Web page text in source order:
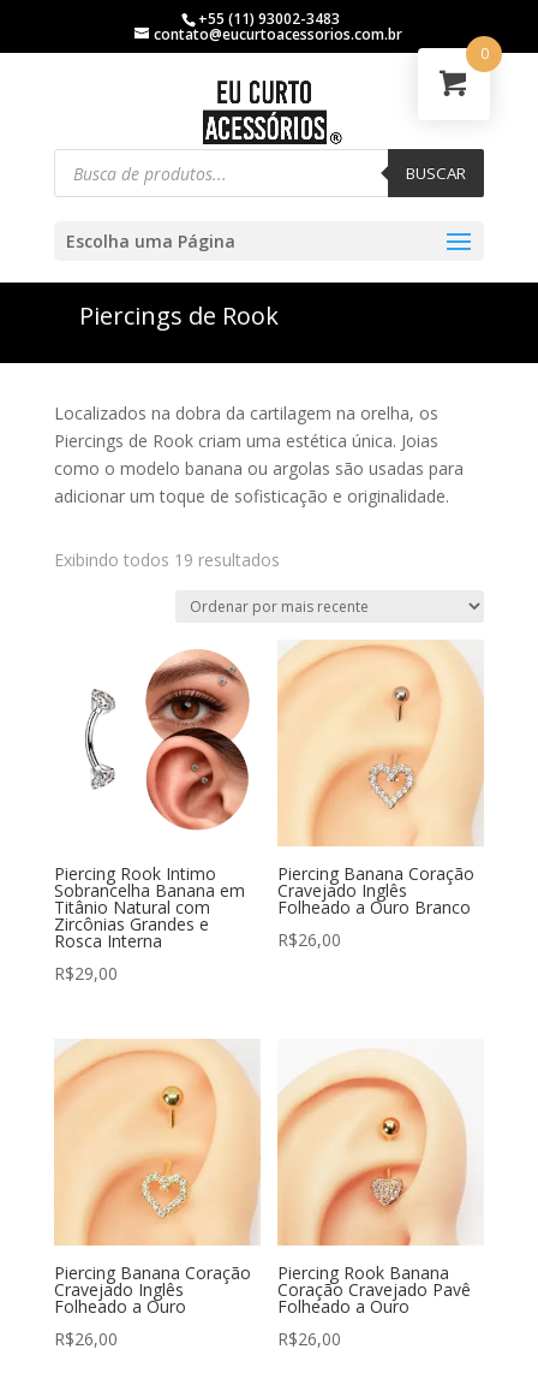
+55 (11) 93002-3483
contato@eucurtoacessorios.com.br
BUSCAR
Escolha uma Página
Piercings de Rook
Localizados na dobra da cartilagem na orelha, os
Piercings de Rook criam uma estética única. Joias
como o modelo banana ou argolas são usadas para
adicionar um toque de sofisticação e originalidade.
Exibindo todos 19 resultados
Piercing Rook Intimo
Sobrancelha Banana em
Titânio Natural com
Zircônias Grandes e
Rosca Interna
R$29,00
Piercing Banana Coração
Cravejado Inglês
Folheado a Ouro Branco
R$26,00
Piercing Banana Coração
Cravejado Inglês
Folheado a Ouro
R$26,00
Piercing Rook Banana
Coração Cravejado Pavê
Folheado a Ouro
R$26,00
0